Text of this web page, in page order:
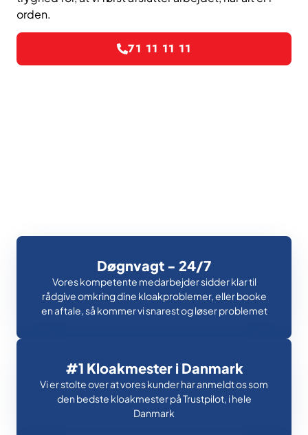
orden.
71 11 11 11
Døgnvagt - 24/7
Vores kompetente medarbejder sidder klar til
rådgive omkring dine kloakproblemer, eller booke
en aftale, så kommer vi snarest og løser problemet
#1 Kloakmester i Danmark
Vi er stolte over at vores kunder har anmeldt os som
den bedste kloakmester på Trustpilot, i hele
Danmark